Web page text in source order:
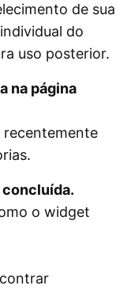
de sua
do
uso posterior.
na página
o widget